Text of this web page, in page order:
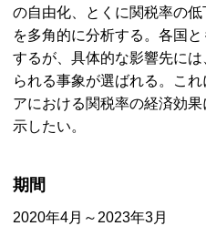
の自由化、とくに関税率の
を多角的に分析する。各国
するが、具体的な影響先に
られる事象が選ばれる。こ
アにおける関税率の経済効
示したい。
期間
2020年4月～2023年3月